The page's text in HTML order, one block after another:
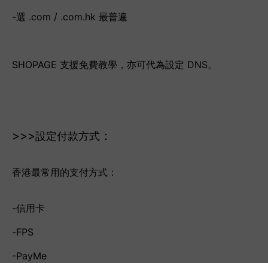
-選 .com / .com.hk 最普遍
SHOPAGE 支援免費教學，亦可代為設定 DNS。
>>>設定付款方式 ：
香港最常用的支付方式：
-信用卡
-FPS
-PayMe